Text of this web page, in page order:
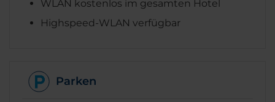
WLAN kostenlos im gesamten Hotel
Highspeed-WLAN verfügbar
Parken